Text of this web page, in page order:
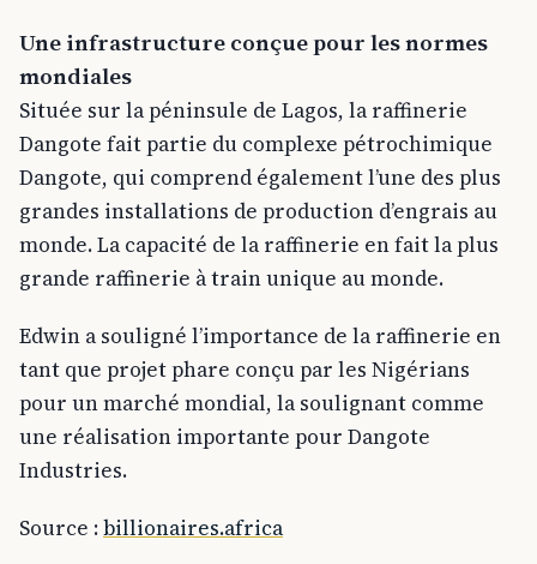
Une infrastructure conçue pour les normes
mondiales
Située sur la péninsule de Lagos, la raffinerie
Dangote fait partie du complexe pétrochimique
Dangote, qui comprend également l’une des plus
grandes installations de production d’engrais au
monde. La capacité de la raffinerie en fait la plus
grande raffinerie à train unique au monde.
Edwin a souligné l’importance de la raffinerie en
tant que projet phare conçu par les Nigérians
pour un marché mondial, la soulignant comme
une réalisation importante pour Dangote
Industries.
Source :billionaires.africa